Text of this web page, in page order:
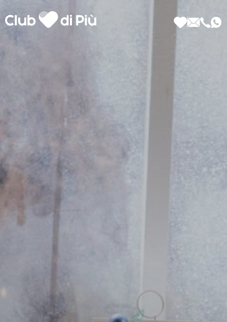
Scopri Club di Più
Le testimonianze Club di Più
La fondatrice Valeria Pilla
Annunci Donne
Agenzia matrimoniale Club di Più
Love Notebook
Il libro Donna di Cuori